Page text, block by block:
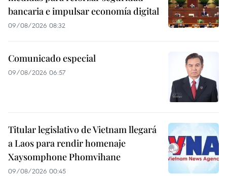
bancaria e impulsar economía digital
09/08/2026 08:32
Comunicado especial
09/08/2026 06:57
Titular legislativo de Vietnam llegará
a Laos para rendir homenaje
Xaysomphone Phomvihane
09/08/2026 00:45